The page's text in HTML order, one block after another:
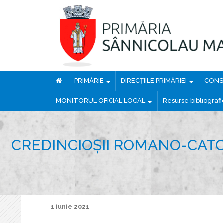
PRIMĂRIE DIRECȚIILE PRIMĂRIEI
MONITORUL OFICIAL LOCAL Resurse
CREDINCIOȘII ROMANO-
1 iunie 2021